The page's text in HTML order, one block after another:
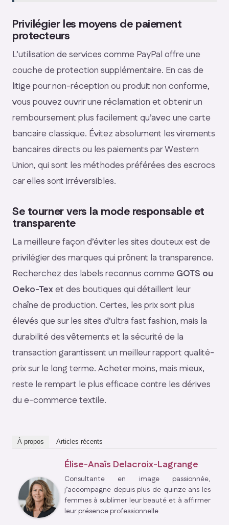
Privilégier les moyens de paiement
protecteurs
L’utilisation de services comme PayPal offre une
couche de protection supplémentaire. En cas de
litige pour non-réception ou produit non conforme,
vous pouvez ouvrir une réclamation et obtenir un
remboursement plus facilement qu’avec une carte
bancaire classique. Évitez absolument les virements
bancaires directs ou les paiements par Western
Union, qui sont les méthodes préférées des escrocs
car elles sont irréversibles.
Se tourner vers la mode responsable et
transparente
La meilleure façon d’éviter les sites douteux est de
privilégier des marques qui prônent la transparence.
Recherchez des labels reconnus comme GOTS ou
Oeko-Texet des boutiques qui détaillent leur
chaîne de production. Certes, les prix sont plus
élevés que sur les sites d’ultra fast fashion, mais la
durabilité des vêtements et la sécurité de la
transaction garantissent un meilleur rapport qualité-
prix sur le long terme. Acheter moins, mais mieux,
reste le rempart le plus efficace contre les dérives
du e-commerce textile.
À propos Articles récents
Élise-Anaïs Delacroix-Lagrange
Consultante en image passionnée,
j’accompagne depuis plus de quinze ans les
femmes à sublimer leur beauté et à affirmer
leur présence professionnelle.